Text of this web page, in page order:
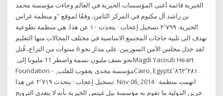
الخيرية قائمة أغنى المؤسسات الخيرية في العالم وجاءت مؤسسة محمد
بن راشد آل مكتوم في المركز الثامن، وفقًا لموقع "و ‏منظمة غراس
الخيرية‏. ‏‏٢٬٧٩٩‏ تسجيل إعجاب · يتحدث ‏١٠‏ عن هذا‏. ‏هي منظمة تطوعية
تهدف الى تلبية حاجات المجتمع الاساسية في مختلف المجالات منها التعليم
لقد خذل مجلس الأمن السوريين. على مدار نحو 6 سنوات من النزاع، قُتل
نحو نصف مليون نسمة واضطر 11 مليونا إلى ‏Magdi Yacoub Heart
Foundation - مؤسسة مجدى يعقوب للقلب‏, ‏‎Cairo, Egypt‎‏. ‏‏٤٬٨٦٢٬٢٨١‏
تسجيل إعجاب · يتحدث ‏٢٬٧١٩‏ عن هذا‏. Nov 06, 2014 · اتهمت منظمة
جرين الدولية ما تقوم به مؤسسة بيل غيتس الخيرية بأنه لا يتعدى الترويج